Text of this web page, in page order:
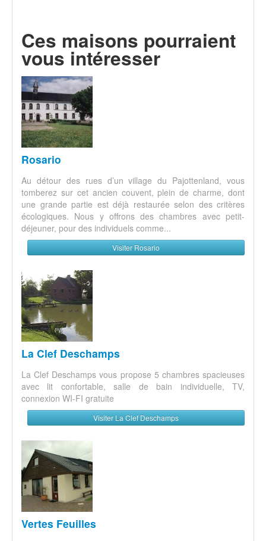
Ces maisons pourraient
vous intéresser
Rosario
Au détour des rues d’un village du Pajottenland, vous
tomberez sur cet ancien couvent, plein de charme, dont
une grande partie est déjà restaurée selon des critères
écologiques. Nous y offrons des chambres avec petit-
déjeuner, pour des individuels comme...
Visiter Rosario
La Clef Deschamps
La Clef Deschamps vous propose 5 chambres spacieuses
avec lit confortable, salle de bain individuelle, TV,
connexion WI-FI gratuite
Visiter La Clef Deschamps
Vertes Feuilles